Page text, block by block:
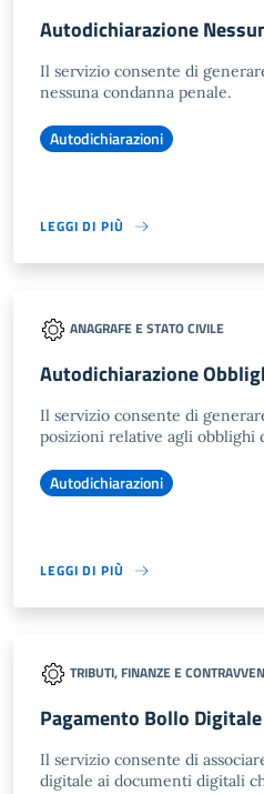
Autodichiarazione
Il servizio consente di
nessuna condanna penale.
Autodichiarazioni
LEGGI DI PIÙ
ANAGRAFE E STATO CIVILE
Autodichiarazione
Il servizio consente di
posizioni relative agli obblighi
Autodichiarazioni
LEGGI DI PIÙ
TRIBUTI, FINANZE E
Pagamento Bollo Digitale
Il servizio consente di
digitale ai documenti digitali